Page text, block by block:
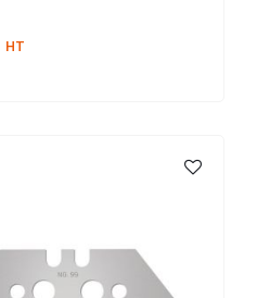
HT